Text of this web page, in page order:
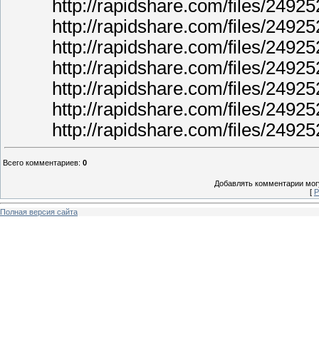
http://rapidshare.com/files/
http://rapidshare.com/files/
http://rapidshare.com/files/
http://rapidshare.com/files/
http://rapidshare.com/files/
http://rapidshare.com/files/
http://rapidshare.com/files/
Всего комментариев: 0
Добавлять комментарии
[
Полная версия сайта